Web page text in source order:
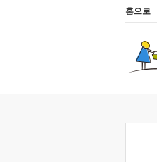
홈으로